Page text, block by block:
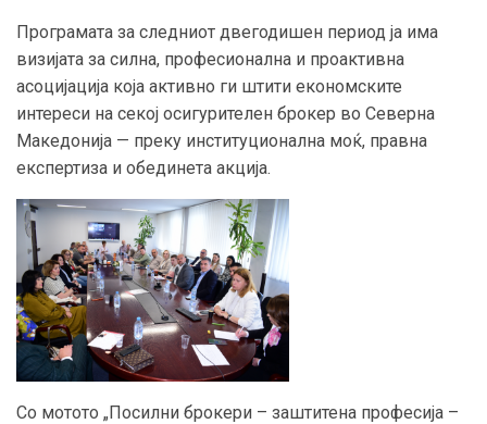
Програмата за следниот двегодишен период ја има
визијата за силна, професионална и проактивна
асоцијација која активно ги штити економските
интереси на секој осигурителен брокер во Северна
Македонија — преку институционална моќ, правна
експертиза и обединета акција.
Со мотото „Посилни брокери – заштитена професија –